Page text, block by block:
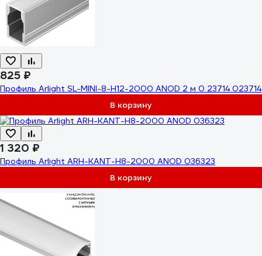
825 ₽
Профиль Arlight SL-MINI-8-H12-2000 ANOD 2 м 0 23714 023714
В корзину
1 320 ₽
Профиль Arlight ARH-KANT-H8-2000 ANOD 036323
В корзину